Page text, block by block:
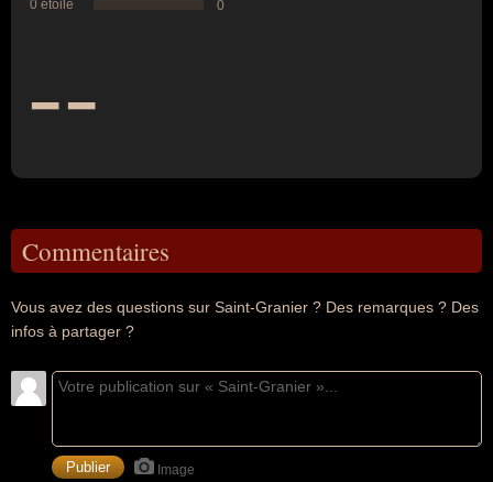
0 étoile
0
--
Commentaires
Vous avez des questions sur Saint-Granier ? Des remarques ? Des
infos à partager ?
Image